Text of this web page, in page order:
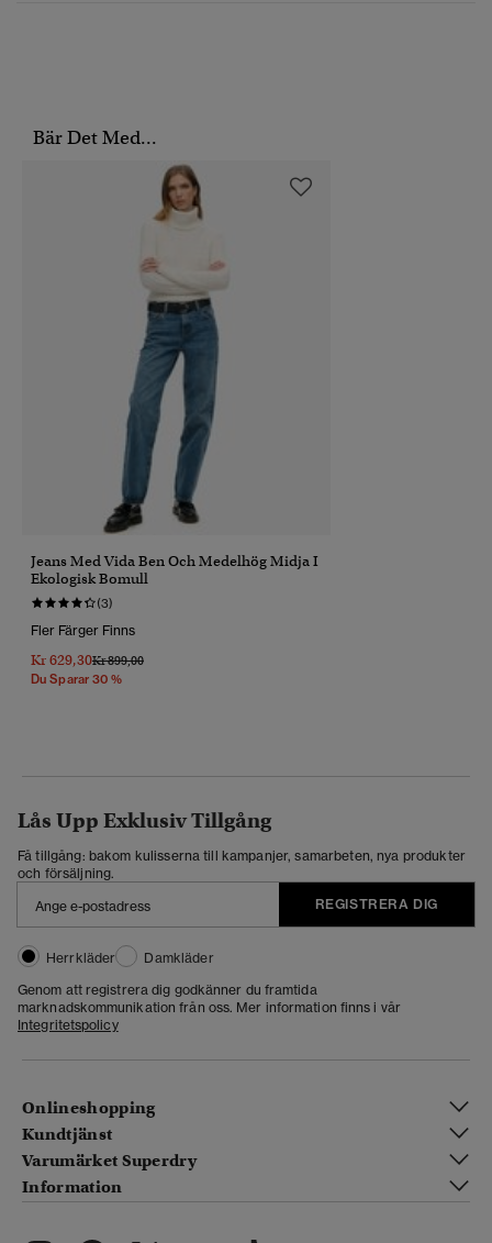
Bär Det Med...
Jeans Med Vida Ben Och Medelhög Midja I
Ekologisk Bomull
(3)
Fler Färger Finns
Kr 629,30Pris Reducerat Från
Kr 899,00Till
Du Sparar 30 %
Lås Upp Exklusiv Tillgång
Få tillgång: bakom kulisserna till kampanjer, samarbeten, nya produkter
och försäljning.
REGISTRERA DIG
Herrkläder
Damkläder
Genom att registrera dig godkänner du framtida
marknadskommunikation från oss. Mer information finns i vår
Integritetspolicy
Onlineshopping
Kundtjänst
Varumärket Superdry
Information